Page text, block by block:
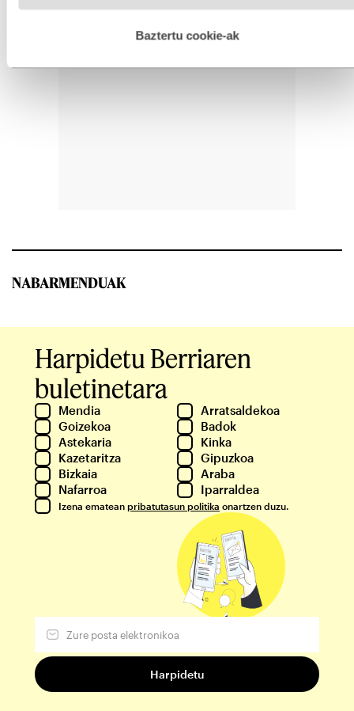
esplizitua ematen diguzu.Gehiago irakurri
Baztertu cookie-ak
NABARMENDUAK
Harpidetu Berriaren
buletinetara
Mendia
Arratsaldekoa
Goizekoa
Badok
Astekaria
Kinka
Kazetaritza
Gipuzkoa
Bizkaia
Araba
Nafarroa
Iparraldea
Izena ematean pribatutasun politika onartzen duzu.